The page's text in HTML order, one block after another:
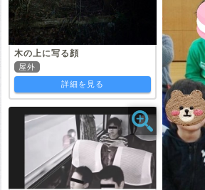
木の上に写る顔
屋外
詳細を見る